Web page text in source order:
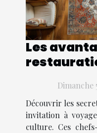
Les
tapisDimanche
Découvrir les
invitation à
culture. Ces